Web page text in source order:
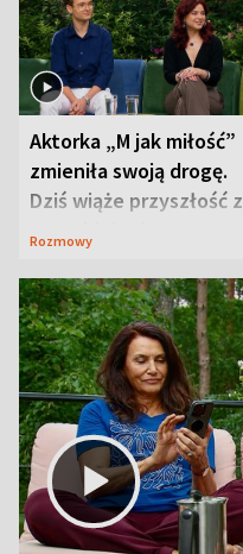
Aktorka „M jak miłość”
zmieniła swoją drogę.
Dziś wiąże przyszłość z
neurobiologią
Rozmowy